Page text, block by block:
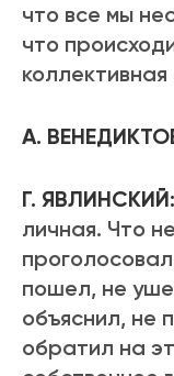
что все мы
что
А.
Г. ЯВЛИНСКИЙ:
личная. Что
пошел, не
объяснил, не
обратил на